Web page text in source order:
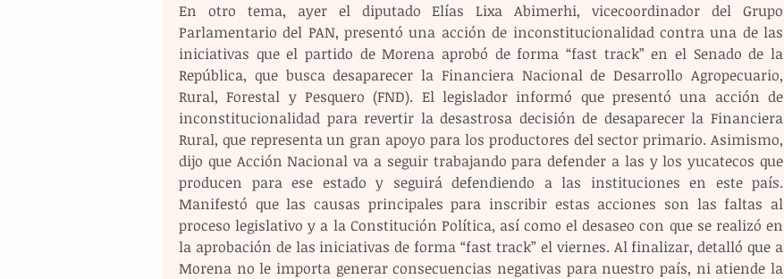
En otro tema, ayer el diputado Elías Lixa Abimerhi, vicecoordinador del Grupo
Parlamentario del PAN, presentó una acción de inconstitucionalidad contra una de las
iniciativas que el partido de Morena aprobó de forma “fast track” en el Senado de la
República, que busca desaparecer la Financiera Nacional de Desarrollo Agropecuario,
Rural, Forestal y Pesquero (FND). El legislador informó que presentó una acción de
inconstitucionalidad para revertir la desastrosa decisión de desaparecer la Financiera
Rural, que representa un gran apoyo para los productores del sector primario. Asimismo,
dijo que Acción Nacional va a seguir trabajando para defender a las y los yucatecos que
producen para ese estado y seguirá defendiendo a las instituciones en este país.
Manifestó que las causas principales para inscribir estas acciones son las faltas al
proceso legislativo y a la Constitución Política, así como el desaseo con que se realizó en
la aprobación de las iniciativas de forma “fast track” el viernes. Al finalizar, detalló que a
Morena no le importa generar consecuencias negativas para nuestro país, ni atiende la